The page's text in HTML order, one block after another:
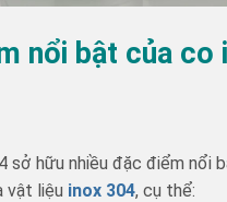
nổi bật của co
sở hữu nhiều đặc điểm nổi
vật liệu inox 304, cụ thể: